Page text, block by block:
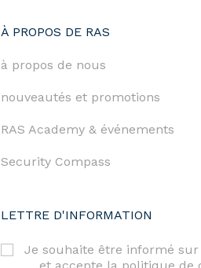
À PROPOS DE RAS
à propos de nous
nouveautés et promotions
RAS Academy & événements
Security Compass
LETTRE D'INFORMATION
Je souhaite être informé